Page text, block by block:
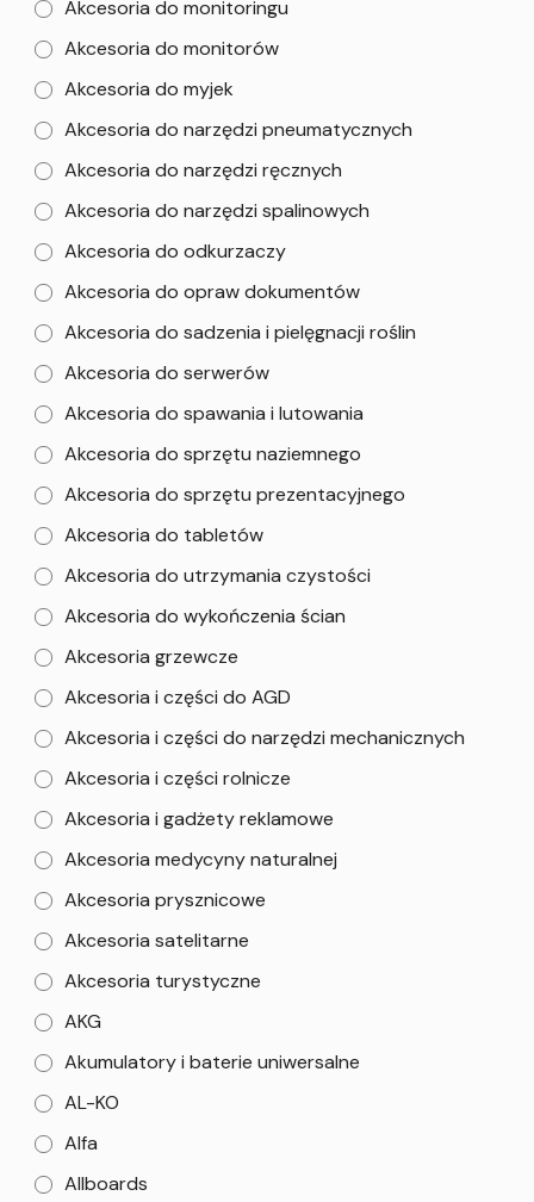
Akcesoria do monitoringu
Akcesoria do monitorów
Akcesoria do myjek
Akcesoria do narzędzi pneumatycznych
Akcesoria do narzędzi ręcznych
Akcesoria do narzędzi spalinowych
Akcesoria do odkurzaczy
Akcesoria do opraw dokumentów
Akcesoria do sadzenia i pielęgnacji roślin
Akcesoria do serwerów
Akcesoria do spawania i lutowania
Akcesoria do sprzętu naziemnego
Akcesoria do sprzętu prezentacyjnego
Akcesoria do tabletów
Akcesoria do utrzymania czystości
Akcesoria do wykończenia ścian
Akcesoria grzewcze
Akcesoria i części do AGD
Akcesoria i części do narzędzi mechanicznych
Akcesoria i części rolnicze
Akcesoria i gadżety reklamowe
Akcesoria medycyny naturalnej
Akcesoria prysznicowe
Akcesoria satelitarne
Akcesoria turystyczne
AKG
Akumulatory i baterie uniwersalne
AL-KO
Alfa
Allboards